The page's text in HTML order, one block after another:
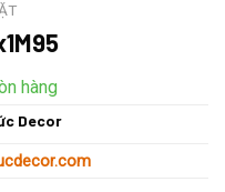
hàng
Decor